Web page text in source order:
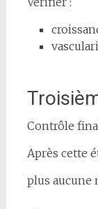
Contrôle
Après cette
plus aucune